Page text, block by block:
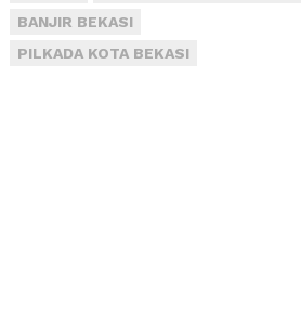
BANJIR BEKASI
PILKADA KOTA BEKASI